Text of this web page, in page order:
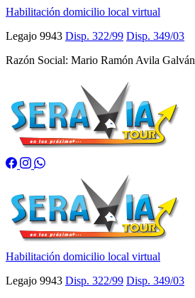
Habilitación domicilio local virtual
Legajo 9943 Disp. 322/99 Disp. 349/03
Razón Social: Mario Ramón Avila Galván
Habilitación domicilio local virtual
Legajo 9943 Disp. 322/99 Disp. 349/03